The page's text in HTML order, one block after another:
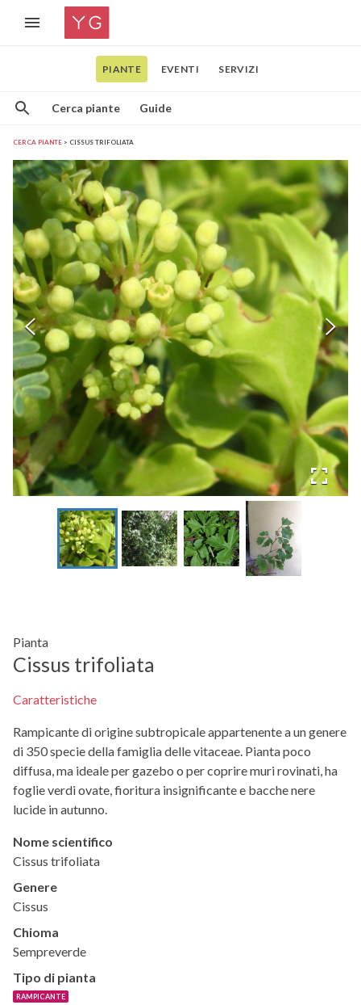
PIANTE EVENTI SERVIZI
Cerca piante Guide
CERCA PIANTE CISSUS TRIFOLIATA
Pianta
Cissus trifoliata
Caratteristiche
Rampicante di origine subtropicale appartenente a un genere
di 350 specie della famiglia delle vitaceae. Pianta poco
diffusa, ma ideale per gazebo o per coprire muri rovinati, ha
foglie verdi ovate, fioritura insignificante e bacche nere
lucide in autunno.
Nome scientifico
Cissus trifoliata
Genere
Cissus
Chioma
Sempreverde
Tipo di pianta
RAMPICANTE